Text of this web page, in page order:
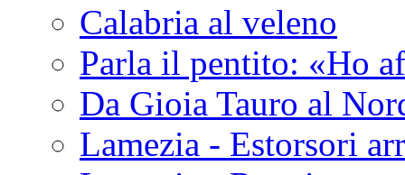
Calabria al veleno
Parla il pentito: «Ho
Da Gioia Tauro al
Lamezia - Estorsori